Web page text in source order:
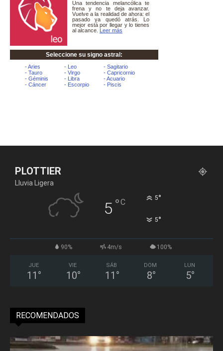
PLOTTIER
Lluvia Ligera
5 °C 5°
5°
90% 4m/s 100%
JUE
11 °
VIE
10°
SÁB
11 °
DOM
8°
LUN
5°
RECOMENDADOS